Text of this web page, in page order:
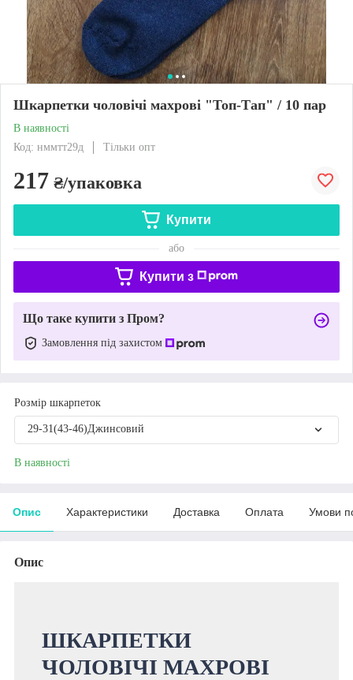
Шкарпетки чоловічі махрові "Топ-Тап" / 10 пар
В наявності
Код: нммтт29д
Тільки опт
217 ₴/упаковка
Купити
або
Купити з
Що таке купити з Пром?
Замовлення під захистом
Розмір шкарпеток
29-31(43-46)Джинсовий
В наявності
Опис Характеристики Доставка Оплата Умови
Опис
ШКАРПЕТКИ
ЧОЛОВІЧІ МАХРОВІ